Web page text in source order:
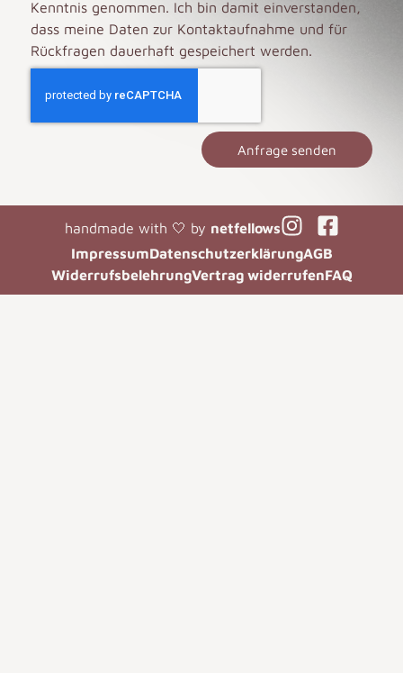
Kenntnis genommen. Ich bin damit einverstanden,
dass meine Daten zur Kontaktaufnahme und für
Rückfragen dauerhaft gespeichert werden.
Anfrage senden
handmade with 🤍 by netfellows
ImpressumDatenschutzerklärungAGB
WiderrufsbelehrungVertrag widerrufenFAQ